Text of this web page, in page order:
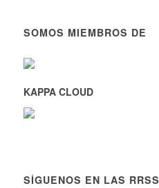
SOMOS MIEMBROS DE
KAPPA CLOUD
SÍGUENOS EN LAS RRSS